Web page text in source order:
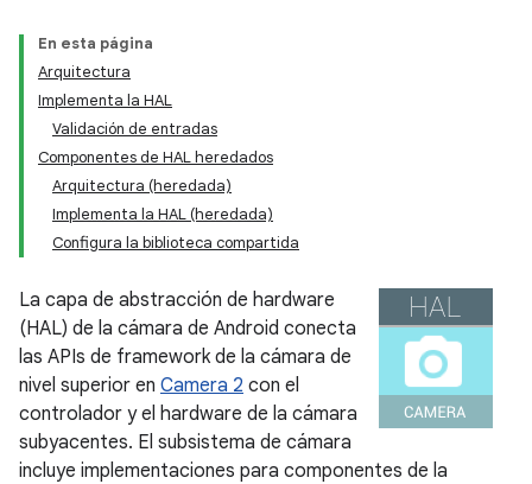
En esta página
Arquitectura
Implementa la HAL
Validación de entradas
Componentes de HAL heredados
Arquitectura (heredada)
Implementa la HAL (heredada)
Configura la biblioteca compartida
La capa de abstracción de hardware
(HAL) de la cámara de Android conecta
las APIs de framework de la cámara de
nivel superior en Camera 2 con el
controlador y el hardware de la cámara
subyacentes. El subsistema de cámara
incluye implementaciones para componentes de la